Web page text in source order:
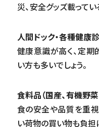
災、安全グッズ載ってい
人間ドック・各種健康
健康意識が高く、定期
い方も多いでしょう。
食料品（国産、有機野
食の安全や品質を重視
い荷物の買い物も負担